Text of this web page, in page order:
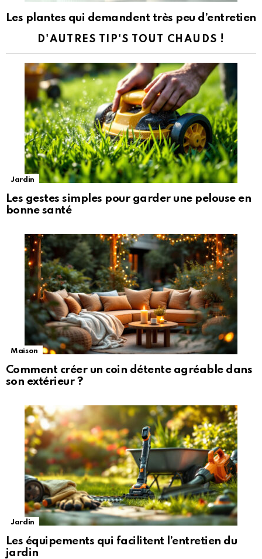
Les plantes qui demandent très peu d’entretien
D'AUTRES TIP'S TOUT CHAUDS !
Jardin
Les gestes simples pour garder une pelouse en
bonne santé
Maison
Comment créer un coin détente agréable dans
son extérieur ?
Jardin
Les équipements qui facilitent l’entretien du
jardin